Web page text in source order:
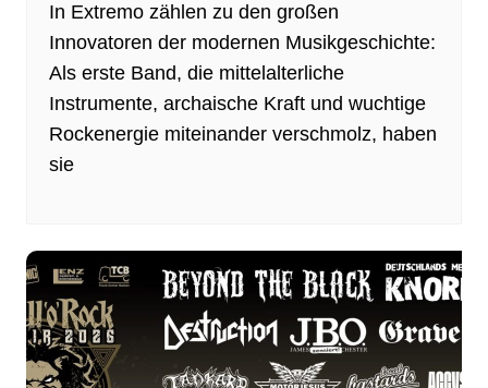
In Extremo zählen zu den großen
Innovatoren der modernen Musikgeschichte:
Als erste Band, die mittelalterliche
Instrumente, archaische Kraft und wuchtige
Rockenergie miteinander verschmolz, haben
sie